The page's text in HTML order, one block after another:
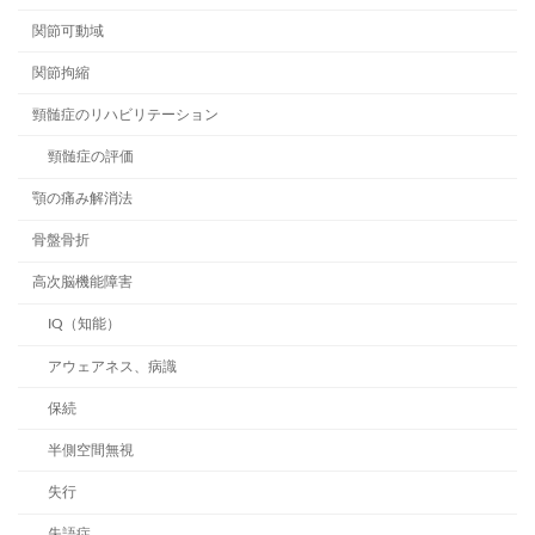
関節可動域
関節拘縮
頸髄症のリハビリテーション
頸髄症の評価
顎の痛み解消法
骨盤骨折
高次脳機能障害
IQ（知能）
アウェアネス、病識
保続
半側空間無視
失行